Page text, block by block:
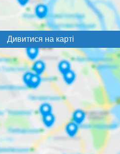
Дивитися на карті